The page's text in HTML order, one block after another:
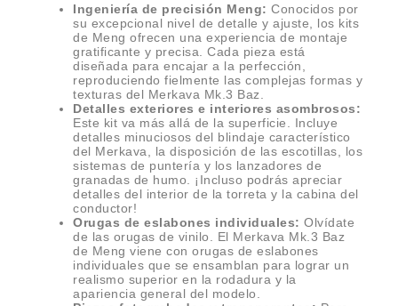
Ingeniería de precisión Meng: Conocidos por
su excepcional nivel de detalle y ajuste, los kits
de Meng ofrecen una experiencia de montaje
gratificante y precisa. Cada pieza está
diseñada para encajar a la perfección,
reproduciendo fielmente las complejas formas y
texturas del Merkava Mk.3 Baz.
Detalles exteriores e interiores asombrosos:
Este kit va más allá de la superficie. Incluye
detalles minuciosos del blindaje característico
del Merkava, la disposición de las escotillas, los
sistemas de puntería y los lanzadores de
granadas de humo. ¡Incluso podrás apreciar
detalles del interior de la torreta y la cabina del
conductor!
Orugas de eslabones individuales: Olvídate
de las orugas de vinilo. El Merkava Mk.3 Baz
de Meng viene con orugas de eslabones
individuales que se ensamblan para lograr un
realismo superior en la rodadura y la
apariencia general del modelo.